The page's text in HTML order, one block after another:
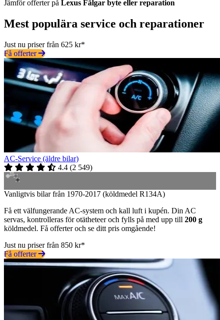
Jämför offerter på Lexus Fälgar byte eller reparation
Mest populära service och reparationer
Just nu priser från 625 kr*
Få offerter
AC-Service (äldre bilar)
4.4 (2 549)
Vanligtvis bilar från 1970-2017 (köldmedel R134A)
Få ett välfungerande AC-system och kall luft i kupén. Din AC
servas, kontrolleras för otätheteer och fylls på med upp till 200 g
köldmedel. Få offerter och se ditt pris omgående!
Just nu priser från 850 kr*
Få offerter